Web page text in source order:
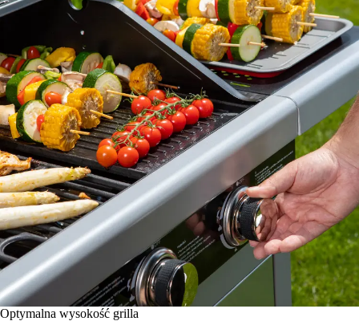
Optymalna wysokość grilla